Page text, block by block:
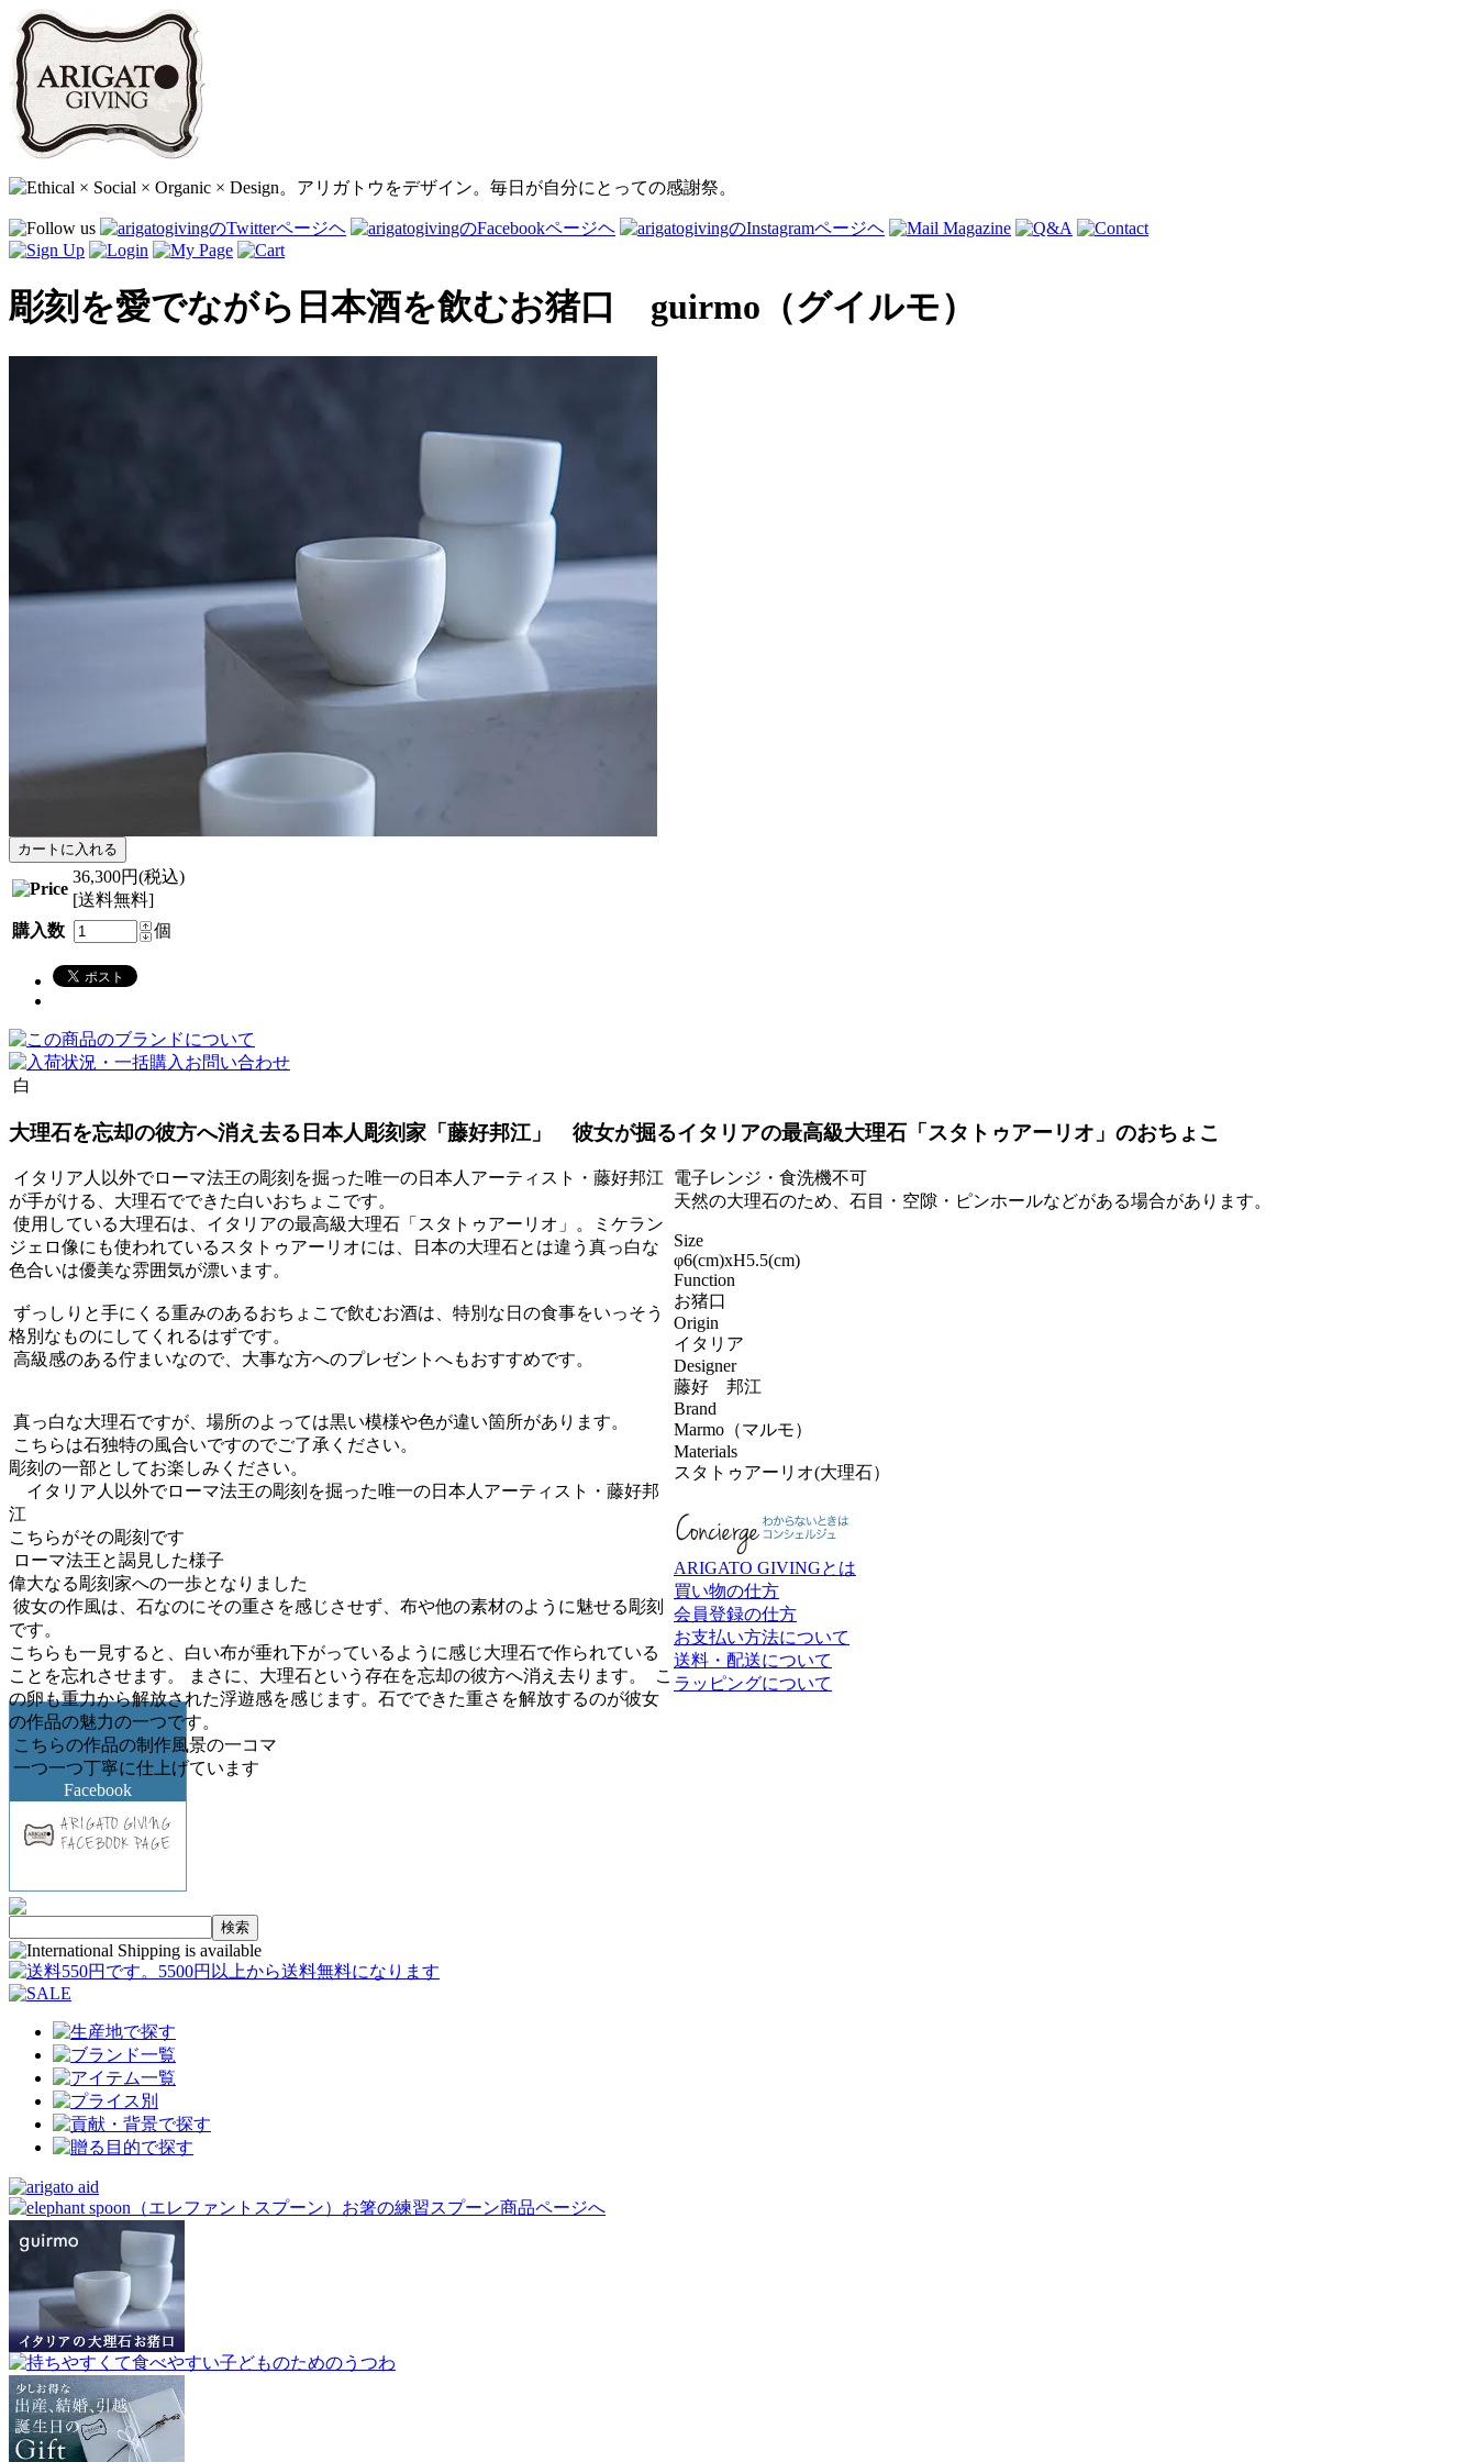
彫刻を愛でながら日本酒を飲むお猪口 guirmo（グイルモ）
36,300円(税込)
[送料無料]
購入数
個
白
大理石を忘却の彼方へ消え去る日本人彫刻家「藤好邦江」 彼女が掘るイタリアの最高級大理石「スタトゥアーリオ」のおちょこ
イタリア人以外でローマ法王の彫刻を掘った唯一の日本人アーティスト・藤好邦江
が手がける、大理石でできた白いおちょこです。
使用している大理石は、イタリアの最高級大理石「スタトゥアーリオ」。ミケラン
ジェロ像にも使われているスタトゥアーリオには、日本の大理石とは違う真っ白な
色合いは優美な雰囲気が漂います。
ずっしりと手にくる重みのあるおちょこで飲むお酒は、特別な日の食事をいっそう
格別なものにしてくれるはずです。
高級感のある佇まいなので、大事な方へのプレゼントへもおすすめです。
真っ白な大理石ですが、場所のよっては黒い模様や色が違い箇所があります。
こちらは石独特の風合いですのでご了承ください。
彫刻の一部としてお楽しみください。
イタリア人以外でローマ法王の彫刻を掘った唯一の日本人アーティスト・藤好邦
江
こちらがその彫刻です
ローマ法王と謁見した様子
偉大なる彫刻家への一歩となりました
彼女の作風は、石なのにその重さを感じさせず、布や他の素材のように魅せる彫刻
です。
こちらも一見すると、白い布が垂れ下がっているように感じ大理石で作られている
ことを忘れさせます。 まさに、大理石という存在を忘却の彼方へ消え去ります。
こ
の卵も重力から解放された浮遊感を感じます。石でできた重さを解放するのが彼女
の作品の魅力の一つです。
こちらの作品の制作風景の一コマ
一つ一つ丁寧に仕上げています
電子レンジ・食洗機不可
天然の大理石のため、石目・空隙・ピンホールなどがある場合があります。
Size
φ6(cm)xH5.5(cm)
Function
お猪口
Origin
イタリア
Designer
藤好 邦江
Brand
Marmo（マルモ）
Materials
スタトゥアーリオ(大理石）
ARIGATO GIVINGとは
買い物の仕方
会員登録の仕方
お支払い方法について
送料・配送について
ラッピングについて
Facebook